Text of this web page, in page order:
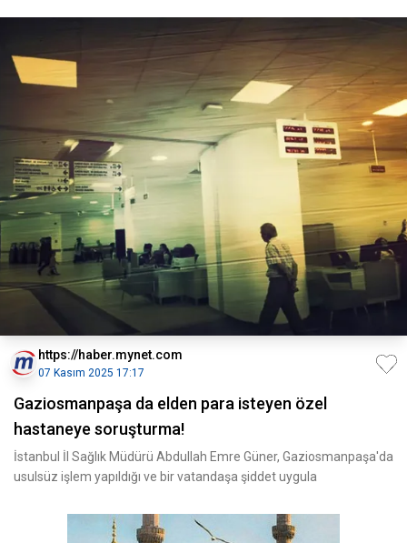
https://haber.mynet.com
07 Kasım 2025 17:17
Gaziosmanpaşa da elden para isteyen özel
hastaneye soruşturma!
İstanbul İl Sağlık Müdürü Abdullah Emre Güner, Gaziosmanpaşa'da
usulsüz işlem yapıldığı ve bir vatandaşa şiddet uygula